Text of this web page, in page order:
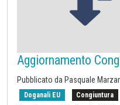
Aggiornamento
Pubblicato da Pasquale
Doganali EU Congiuntura